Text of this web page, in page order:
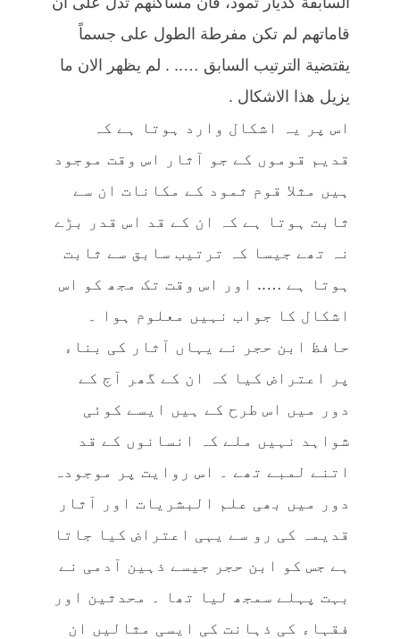
قاماتهم لم تكن مفرطة الطول على جسماً
يقتضية الترتيب السابق ….. . لم يظهر الان ما
يزيل هذا الاشكال .
اس پر یہ اشکال وارد ہوتا ہے کہ
قدیم قوموں کے جو آثار اس وقت موجود
ہیں مثلا قوم ثمود کے مکانات ان سے
ثابت ہوتا ہے کہ ان کے قد اس قدر بڑے
نہ تھے جیسا کہ ترتیب سابق سے ثابت
ہوتا ہے ….. اور اس وقت تک مجھ کو اس
اشکال کا جواب نہیں معلوم ہوا ۔
حافظ ابن حجر نے یہاں آثار کی بناء
پر اعتراض کیا کہ ان کے گھر آج کے
دور میں اس طرح کے ہیں ایسے کوئی
شواہد نہیں ملے کہ انسانوں کے قد
اتنے لمبے تھے ۔ اس روایت پر موجودہ
دور میں بھی علم البشریات اور آثار
قدیمہ کی رو سے یہی اعتراض کیا جاتا
ہے جس کو ابن حجر جیسے ذہین آدمی نے
بہت پہلے سمجھ لیا تھا ۔ محدثین اور
فقہاء کی ذہانت کی ایسی مثالیں ان